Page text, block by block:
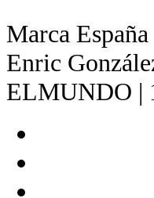
Marca España
Enric
ELMUNDO |